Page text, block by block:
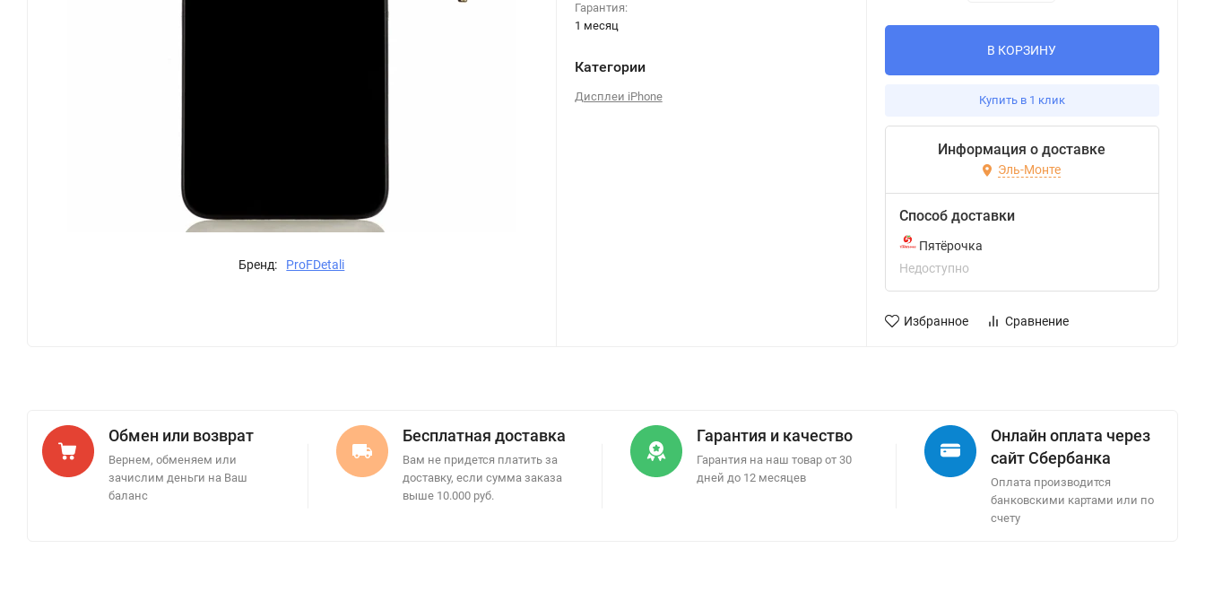
Бренд: ProFDetali
Гарантия:
1 месяц
Категории
Дисплеи iPhone
В КОРЗИНУ
Купить в 1 клик
Информация о доставке
Эль-Монте
Способ доставки
Пятёрочка
Недоступно
Избранное Сравнение
Обмен или возврат
Вернем, обменяем или
зачислим деньги на Ваш
баланс
Бесплатная доставка
Вам не придется платить за
доставку, если сумма заказа
выше 10.000 руб.
Гарантия и качество
Гарантия на наш товар от 30
дней до 12 месяцев
Онлайн оплата через
сайт Сбербанка
Оплата производится
банковскими картами или по
счету